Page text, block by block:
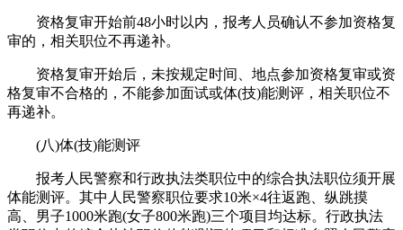
资格复审开始前48小时以内，报考人员确认不参加资格复
审的，相关职位不再递补。
资格复审开始后，未按规定时间、地点参加资格复审或资
格复审不合格的，不能参加面试或体(技)能测评，相关职位不
再递补。
(八)体(技)能测评
报考人民警察和行政执法类职位中的综合执法职位须开展
体能测评。其中人民警察职位要求10米×4往返跑、纵跳摸
高、男子1000米跑(女子800米跑)三个项目均达标。行政执法